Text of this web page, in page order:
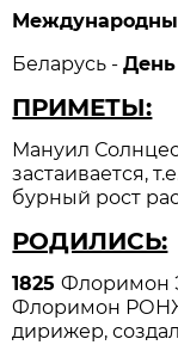
Беларусь -День
ПРИМЕТЫ:
Мануил
застаивается,
бурный рост
РОДИЛИСЬ:
1825Флоримон
Флоримон
дирижер,